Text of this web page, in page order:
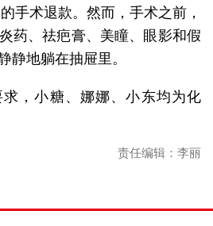
手术退款。然而，手术之前，
药、祛疤膏、美瞳、眼影和假
静地躺在抽屉里。
求，小糖、娜娜、小东均为化
责任编辑：李丽